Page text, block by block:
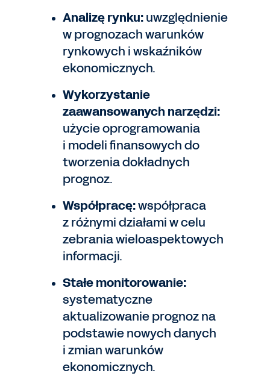
Analizę rynku:uwzględnienie
w prognozach warunków
rynkowych i wskaźników
ekonomicznych.
Wykorzystanie
zaawansowanych narzędzi:
użycie oprogramowania
i modeli finansowych do
tworzenia dokładnych
prognoz.
Współpracę:współpraca
z różnymi działami w celu
zebrania wieloaspektowych
informacji.
Stałe monitorowanie:
systematyczne
aktualizowanie prognoz na
podstawie nowych danych
i zmian warunków
ekonomicznych.